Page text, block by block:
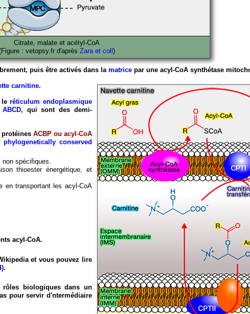
Citrate, malate et acétyl-CoA
: vetopsy.fr d'après Zara et coll )
puis être activés dans lamatrice par une acyl-CoA synthétase
carnitine.
leréticulum endoplasmique
ABCD, qui sont des demi-
ACBP ou acyl-CoA
conserved
non spécifiques.
thioester énergétique, et
en transportant les acyl-CoA
acyl-CoA.
et vous pouvez lire
.
rôles biologiques dans un
pour servir d'ntermédiaire